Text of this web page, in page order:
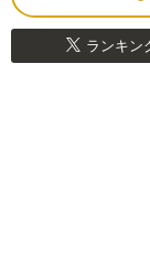
ランキン